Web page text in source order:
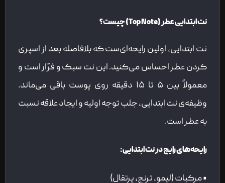
نت ابتدایی عطر (Top Note) چیست؟
نت ابتدایی، اولین رایحه‌ای‌ست که بلافاصله بعد از اسپری
کردن عطر احساس می‌کنید. این نت سبک و فرّار است و
معمولاً بین ۵ تا ۱۵ دقیقه روی پوست باقی می‌ماند.
وظیفه‌ی نت ابتدایی، جلب توجه اولیه و ایجاد علاقه نسبت
به عطر است.
رایحه‌های رایج در نت ابتدایی:
• مرکبات (لیمو، ترنج، پرتقال)